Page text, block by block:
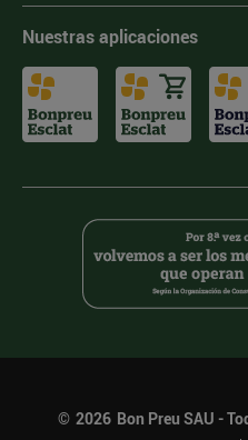
Nuestras aplicaciones
© 2026 Bon Preu SAU -